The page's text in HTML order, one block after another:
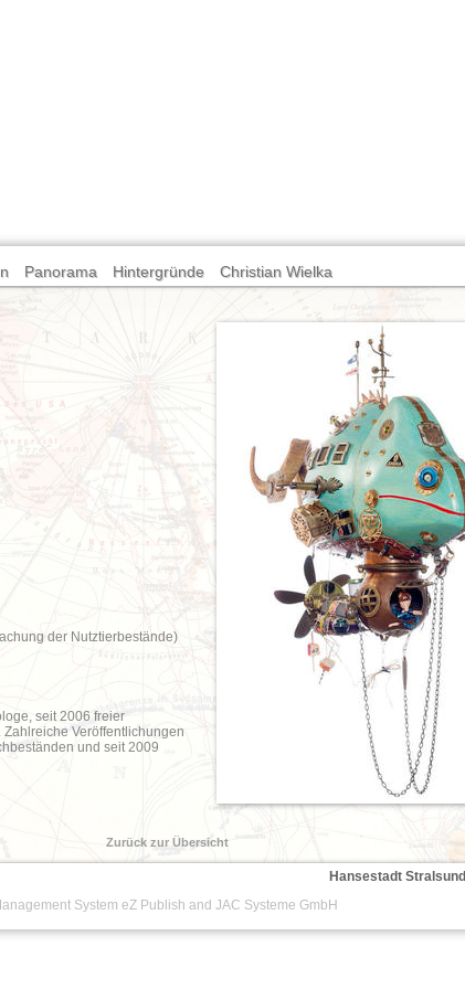
Panorama Hintergründe Christian Wielka
der Nutztierbestände)
seit 2006 freier
Veröffentlichungen
und seit 2009
Zurück zur Übersicht
Hansestadt Stralsund
System eZ Publish and JAC Systeme GmbH